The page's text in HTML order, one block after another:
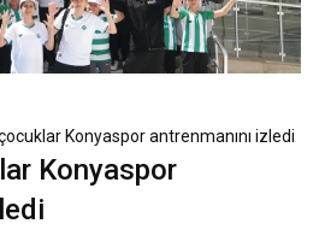
Konyaspor antrenmanını izledi
Konyaspor